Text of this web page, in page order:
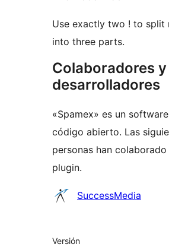
Use exactly two ! to split
into three parts.
Colaboradores y
desarrolladores
«Spamex» es un
código abierto. Las
personas han
plugin.
Colaboradores
SuccessMedia
Meta
Versión